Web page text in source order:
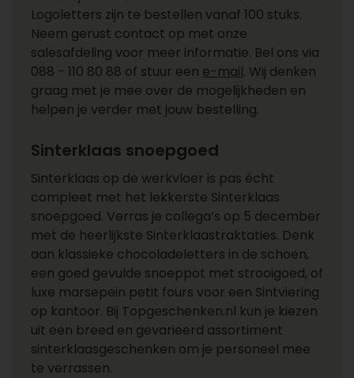
Logoletters zijn te bestellen vanaf 100 stuks.
Neem gerust contact op met onze
salesafdeling voor meer informatie. Bel ons via
088 - 110 80 88 of stuur een e-mail. Wij denken
graag met je mee over de mogelijkheden en
helpen je verder met jouw bestelling.
Sinterklaas snoepgoed
Sinterklaas op de werkvloer is pas écht
compleet met het lekkerste Sinterklaas
snoepgoed. Verras je collega’s op 5 december
met de heerlijkste Sinterklaastraktaties. Denk
aan klassieke chocoladeletters in de schoen,
een goed gevulde snoeppot met strooigoed, of
luxe marsepein petit fours voor een Sintviering
op kantoor. Bij Topgeschenken.nl kun je kiezen
uit een breed en gevarieerd assortiment
sinterklaasgeschenken om je personeel mee
te verrassen.